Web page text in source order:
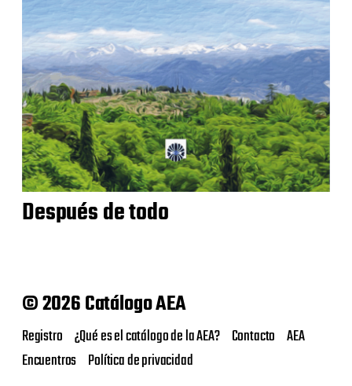
Después de todo
© 2026 Catálogo AEA
Registro ¿Qué es el catálogo de la AEA? Contacto AEA
Encuentros Política de privacidad